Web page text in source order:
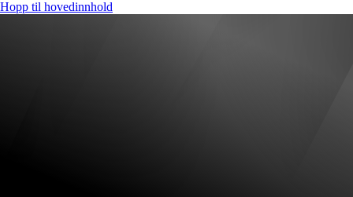
Hopp til hovedinnhold